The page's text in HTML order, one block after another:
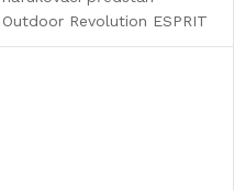
Outdoor Revolution ESPRIT
PRO X 350M vhodný pro